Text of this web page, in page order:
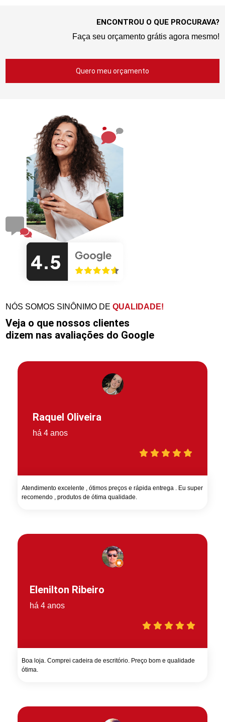
ENCONTROU O QUE PROCURAVA?
Faça seu orçamento grátis agora mesmo!
Quero meu orçamento
NÓS SOMOS SINÔNIMO DEQUALIDADE!
Veja o que nossos clientes
dizem nas avaliações do Google
Raquel Oliveira
há 4 anos
Atendimento excelente , ótimos preços e rápida entrega . Eu super
recomendo , produtos de ótima qualidade.
Elenilton Ribeiro
há 4 anos
Boa loja. Comprei cadeira de escritório. Preço bom e qualidade
ótima.